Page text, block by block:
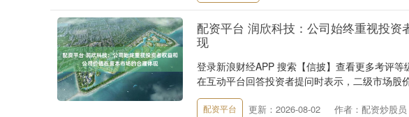
配资平台 润欣科技：公司始终重视投
现
登录新浪财经APP 搜索【信披】查看更多考评
在互动平台回答投资者提问时表示，二级市场股
配资平台 更新：2026-08-02 作者：配资炒股员